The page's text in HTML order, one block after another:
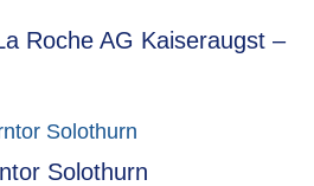
Roche AG Kaiseraugst –
Solothurn